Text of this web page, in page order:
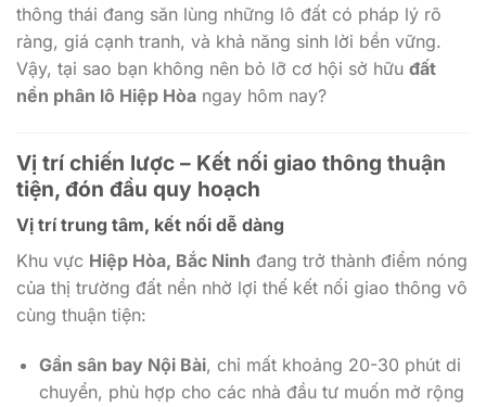
thông thái đang săn lùng những lô đất có pháp lý rõ
ràng, giá cạnh tranh, và khả năng sinh lời bền vững.
Vậy, tại sao bạn không nên bỏ lỡ cơ hội sở hữu đất
nền phân lô Hiệp Hòa ngay hôm nay?
Vị trí chiến lược – Kết nối giao thông thuận
tiện, đón đầu quy hoạch
Vị trí trung tâm, kết nối dễ dàng
Khu vực Hiệp Hòa, Bắc Ninh đang trở thành điểm nóng
của thị trường đất nền nhờ lợi thế kết nối giao thông vô
cùng thuận tiện:
Gần sân bay Nội Bài, chỉ mất khoảng 20-30 phút di
chuyển, phù hợp cho các nhà đầu tư muốn mở rộng